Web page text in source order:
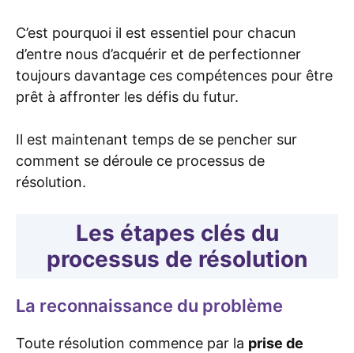
C’est pourquoi il est essentiel pour chacun
d’entre nous d’acquérir et de perfectionner
toujours davantage ces compétences pour être
prêt à affronter les défis du futur.
Il est maintenant temps de se pencher sur
comment se déroule ce processus de
résolution.
Les étapes clés du
processus de résolution
La reconnaissance du problème
Toute résolution commence par la prise de